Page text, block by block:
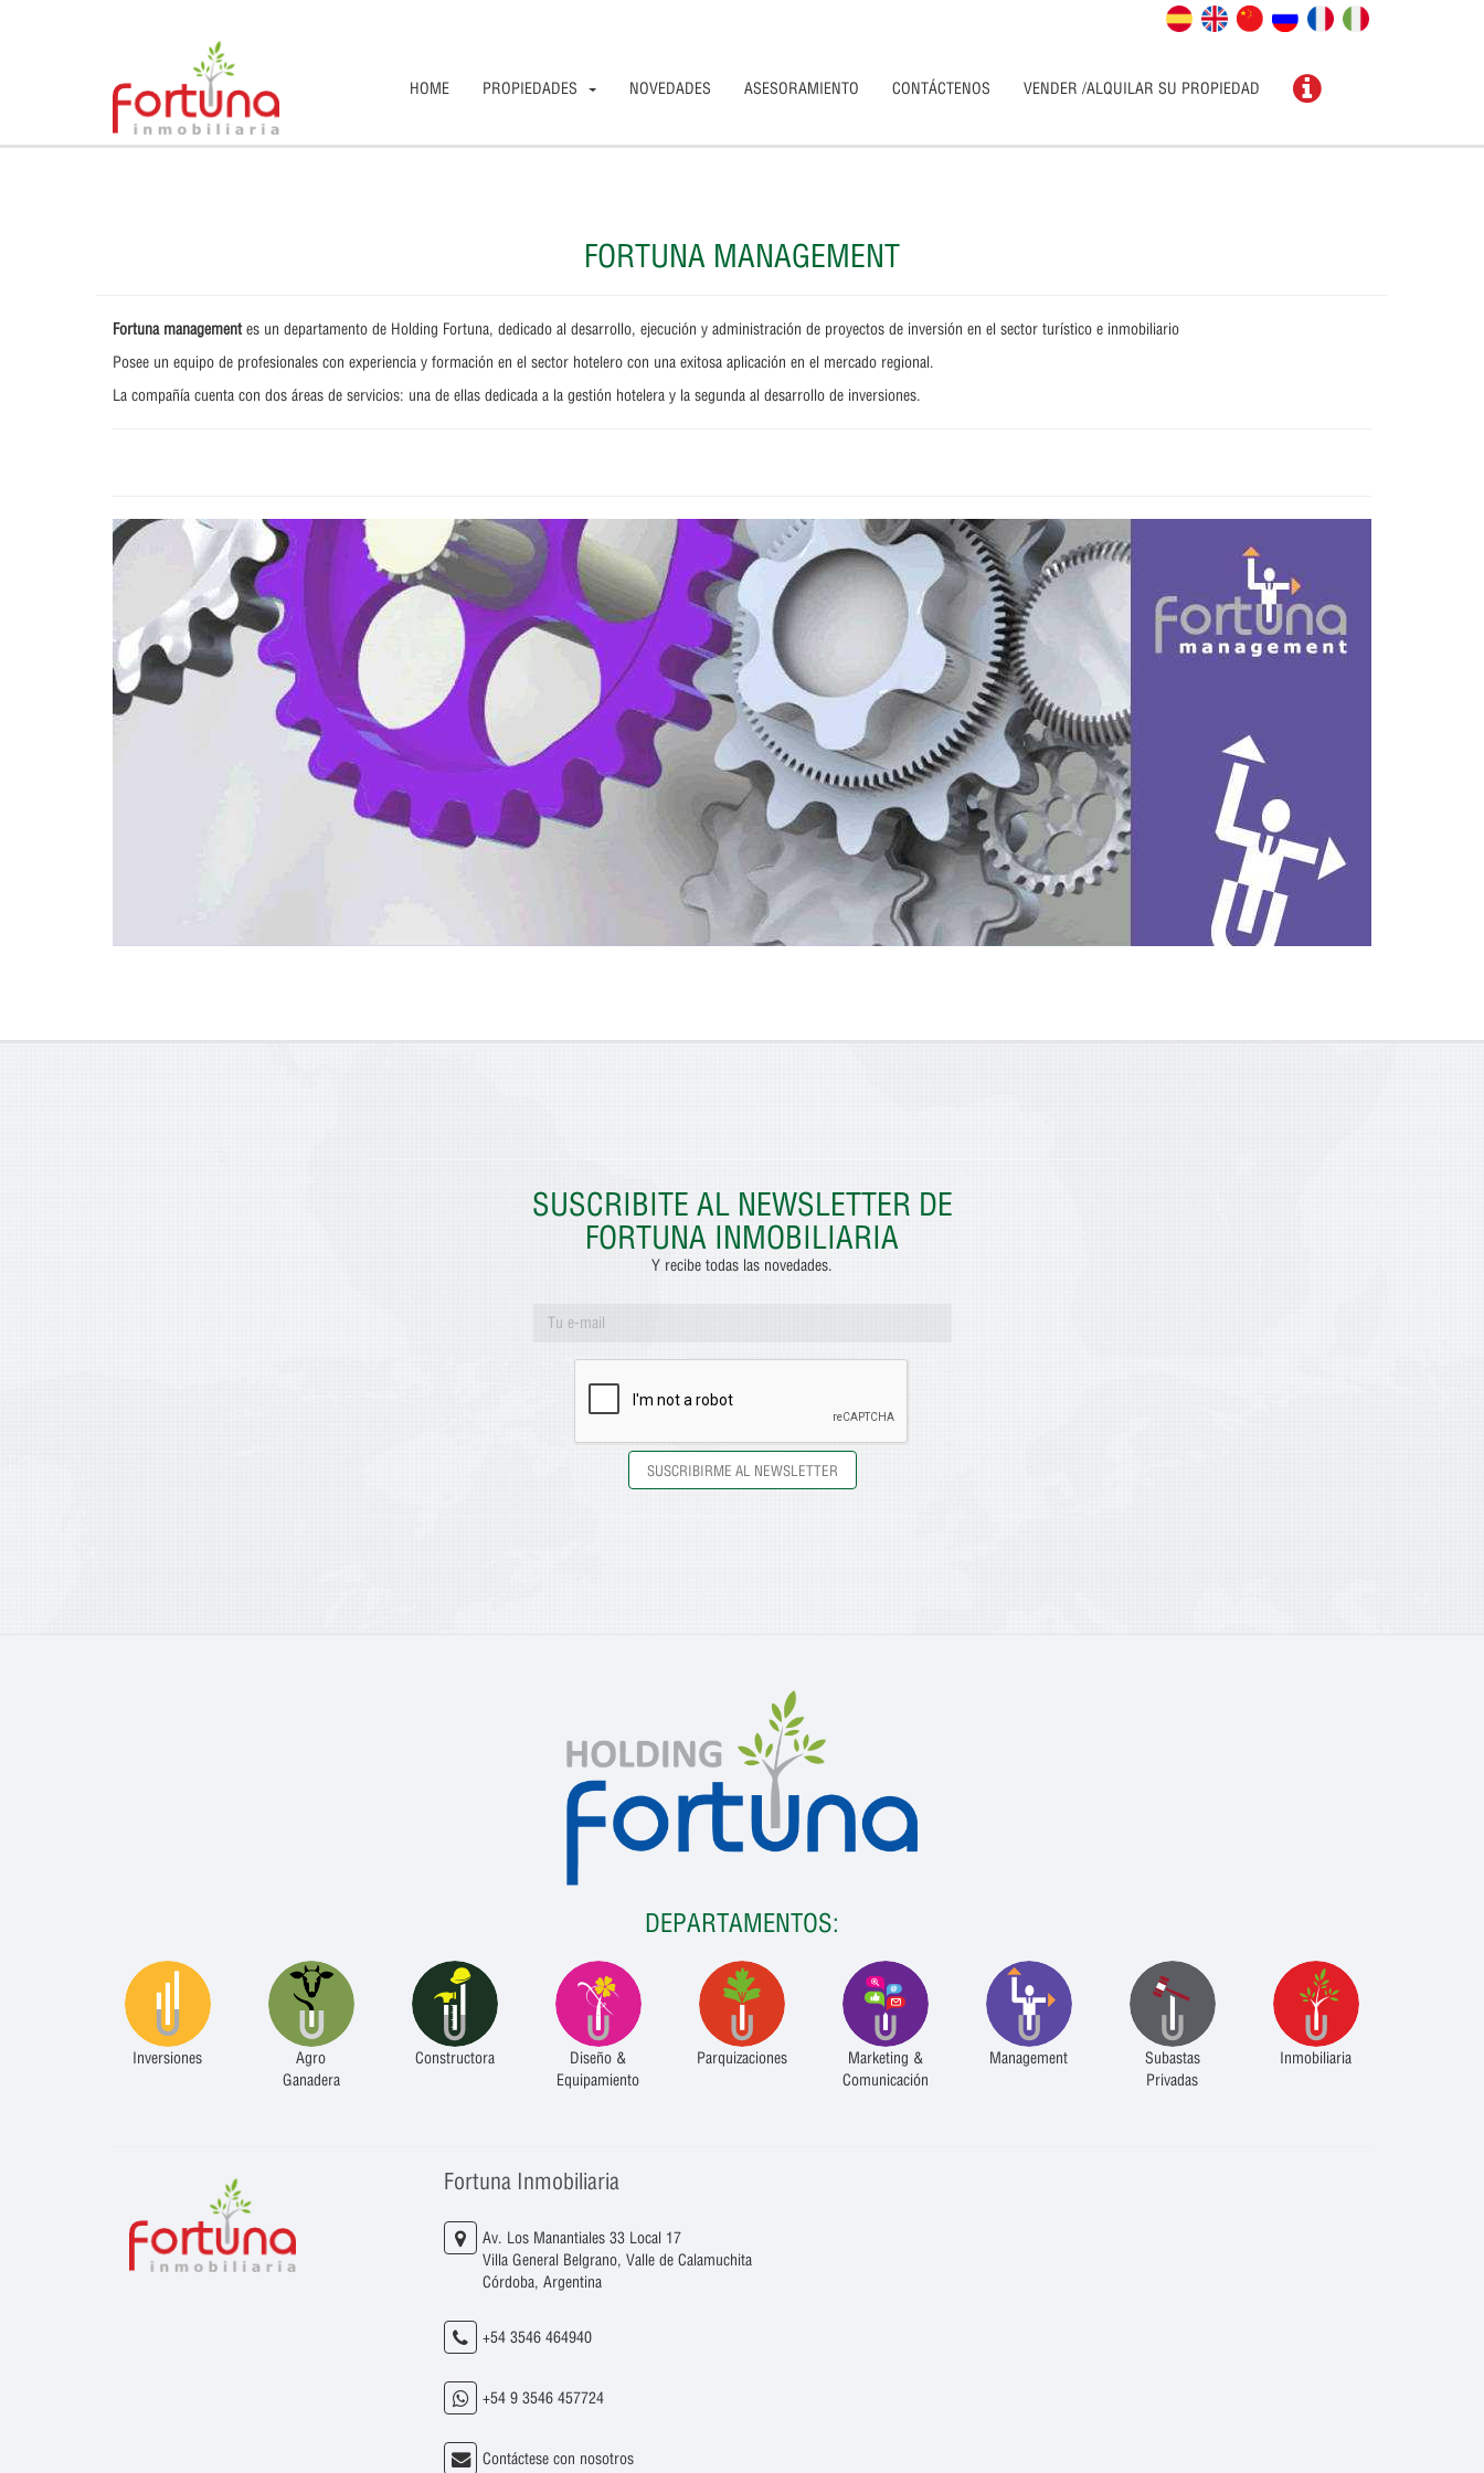
HOME PROPIEDADES NOVEDADES ASESORAMIENTO CONTÁCTENOS VENDER /ALQUILAR SU PROPIEDAD
FORTUNA MANAGEMENT
Fortuna managementes un departamento de Holding Fortuna, dedicado al desarrollo, ejecución y administración de proyectos de inversión en el sector turístico e inmobiliario
Posee un equipo de profesionales con experiencia y formación en el sector hotelero con una exitosa aplicación en el mercado regional.
La compañía cuenta con dos áreas de servicios: una de ellas dedicada a la gestión hotelera y la segunda al desarrollo de inversiones.
SUSCRIBITE AL NEWSLETTER DE
FORTUNA INMOBILIARIA
Y recibe todas las novedades.
DEPARTAMENTOS:
Inversiones
Agro
Ganadera
Constructora
Diseño &
Equipamiento
Parquizaciones
Marketing &
Comunicación
Management
Subastas
Privadas
Inmobiliaria
Fortuna Inmobiliaria
Av. Los Manantiales 33 Local 17
Villa General Belgrano, Valle de Calamuchita
Córdoba, Argentina
+54 3546 464940
+54 9 3546 457724
Contáctese con nosotros